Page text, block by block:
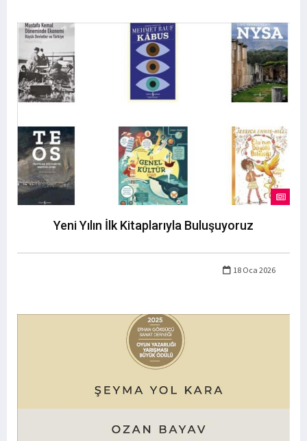
Yeni Yılın İlk Kitaplarıyla Buluşuyoruz
18 Oca 2026